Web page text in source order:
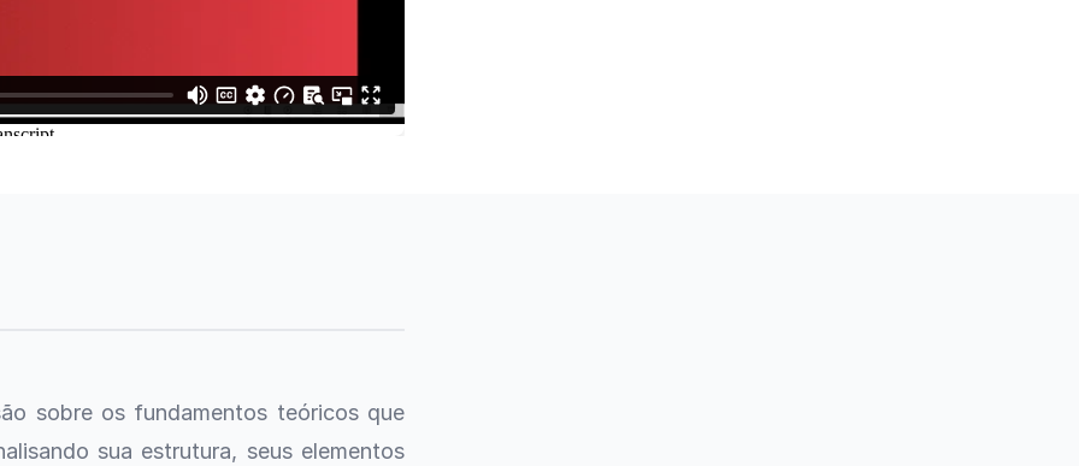
sobre os fundamentos teóricos que
sua estrutura, seus elementos